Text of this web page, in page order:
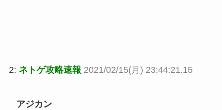
2: ネトゲ攻略速報 2021/02/15(月) 23:44:21.15
アジカン